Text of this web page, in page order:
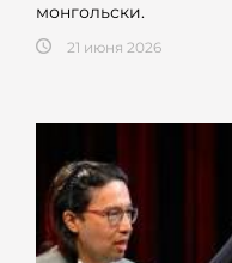
монгольски.
21 июня 2026